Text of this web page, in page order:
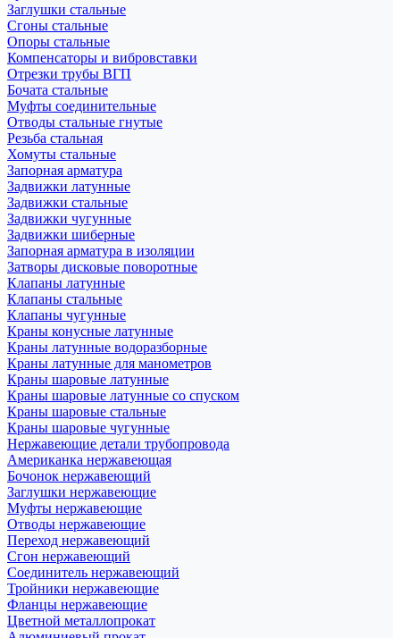
Заглушки стальные
Сгоны стальные
Опоры стальные
Компенсаторы и вибровставки
Отрезки трубы ВГП
Бочата стальные
Муфты соединительные
Отводы стальные гнутые
Резьба стальная
Хомуты стальные
Запорная арматура
Задвижки латунные
Задвижки стальные
Задвижки чугунные
Задвижки шиберные
Запорная арматура в изоляции
Затворы дисковые поворотные
Клапаны латунные
Клапаны стальные
Клапаны чугунные
Краны конусные латунные
Краны латунные водоразборные
Краны латунные для манометров
Краны шаровые латунные
Краны шаровые латунные со спуском
Краны шаровые стальные
Краны шаровые чугунные
Нержавеющие детали трубопровода
Американка нержавеющая
Бочонок нержавеющий
Заглушки нержавеющие
Муфты нержавеющие
Отводы нержавеющие
Переход нержавеющий
Сгон нержавеющий
Соединитель нержавеющий
Тройники нержавеющие
Фланцы нержавеющие
Цветной металлопрокат